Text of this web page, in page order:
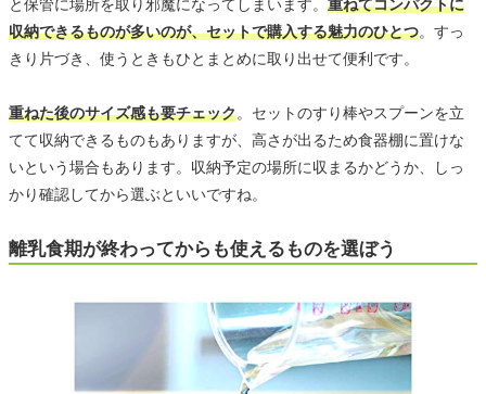
と保管に場所を取り邪魔になってしまいます。 重ねてコンパクトに
収納できるものが多いのが、セットで購入する魅力のひとつ。すっ
きり片づき、使うときもひとまとめに取り出せて便利です。
重ねた後のサイズ感も要チェック。セットのすり棒やスプーンを立
てて収納できるものもありますが、高さが出るため食器棚に置けな
いという場合もあります。収納予定の場所に収まるかどうか、しっ
かり確認してから選ぶといいですね。
離乳食期が終わってからも使えるものを選ぼう